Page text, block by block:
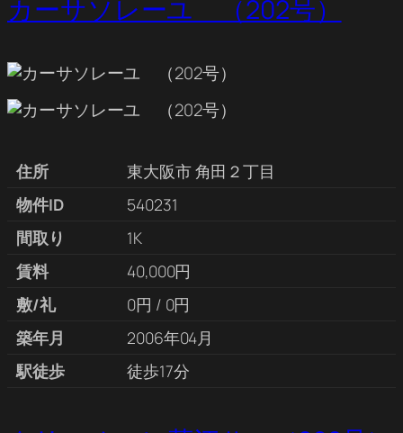
カーサソレーユ （202号）
住所
東大阪市 角田２丁目
物件ID
540231
間取り
1K
賃料
40,000円
敷/礼
0円 / 0円
築年月
2006年04月
駅徒歩
徒歩17分